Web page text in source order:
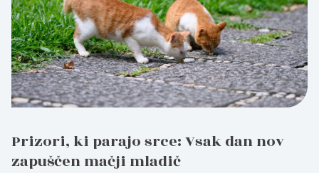
Prizori, ki parajo srce: Vsak dan nov
zapuščen mačji mladič